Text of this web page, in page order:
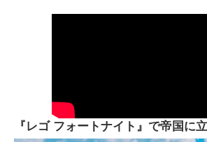
『レゴ フォートナイト』で帝国に